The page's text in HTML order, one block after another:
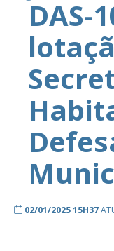
DAS-
02/01/2025 15H37